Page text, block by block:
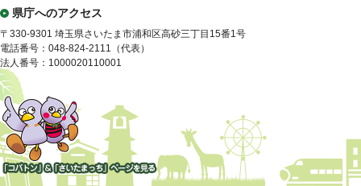
県庁へのアクセス
〒330-9301 埼玉県さいたま市浦和区高砂三丁目15番1号
電話番号：048-824-2111（代表）
法人番号：1000020110001
「コバトン」&「さいたまっ